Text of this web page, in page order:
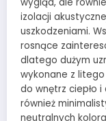
izolacji
uszkodzeniami.
rosnące
dlatego dużym
wykonane z
do wnętrz ciepło
również
neutralnych